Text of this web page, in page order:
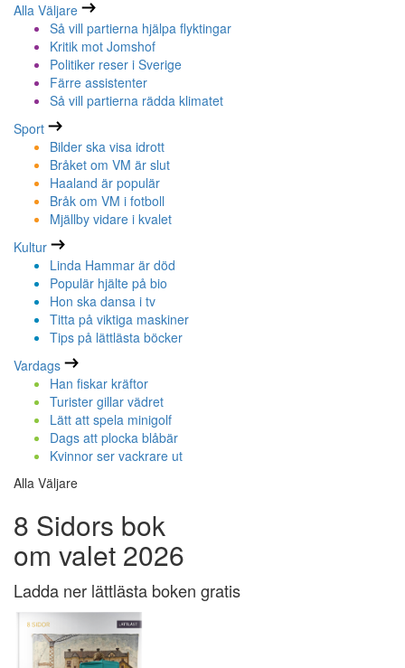
Alla Väljare
Så vill partierna hjälpa flyktingar
Kritik mot Jomshof
Politiker reser i Sverige
Färre assistenter
Så vill partierna rädda klimatet
Sport
Bilder ska visa idrott
Bråket om VM är slut
Haaland är populär
Bråk om VM i fotboll
Mjällby vidare i kvalet
Kultur
Linda Hammar är död
Populär hjälte på bio
Hon ska dansa i tv
Titta på viktiga maskiner
Tips på lättlästa böcker
Vardags
Han fiskar kräftor
Turister gillar vädret
Lätt att spela minigolf
Dags att plocka blåbär
Kvinnor ser vackrare ut
Alla Väljare
8 Sidors bok
om valet 2026
Ladda ner lättlästa boken gratis